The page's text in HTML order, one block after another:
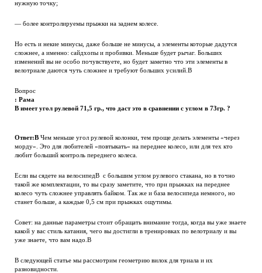
нужную точку;
— более контролируемы прыжки на заднем колесе.
Но есть и некие минусы, даже больше не минусы, а элементы которые дадутся
сложнее, а именно: сайдхопы и пробивки. Меньше будет рычаг. Больших
изменений вы не особо почувствуете, но будет заметно что эти элементы в
велотриале даются чуть сложнее и требуют больших усилий.В
Вопрос
: Рама
В имеет угол рулевой 71,5 гр., что даст это в сравнении с углом в 73гр. ?
Ответ:В Чем меньше угол рулевой колонки, тем проще делать элементы «через
морду». Это для любителей «повтыкать» на переднее колесо, или для тех кто
любит больший контроль переднего колеса.
Если вы сядете на велосипедВ с большим углом рулевого стакана, но в точно
такой же комплектации, то вы сразу заметите, что при прыжках на переднее
колесо чуть сложнее управлять байком. Так же и база велосипеда немного, но
станет больше, а каждые 0,5 см при прыжках ощутимы.
Совет: на данные параметры стоит обращать внимание тогда, когда вы уже знаете
какой у вас стиль катания, чего вы достигли в тренировках по велотриалу и вы
уже знаете, что вам надо.В
В следующей статье мы рассмотрим геометрию вилок для триала и их
разновидности.